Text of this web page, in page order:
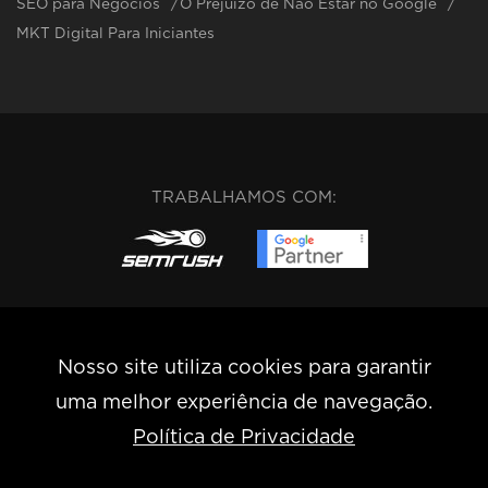
Nosso site utiliza cookies para garantir
uma melhor experiência de navegação.
Política de Privacidade
SEO para Negócios
O Prejuízo de Não Estar no Google
MKT Digital Para Iniciantes
TRABALHAMOS COM:
Horizonte-MG